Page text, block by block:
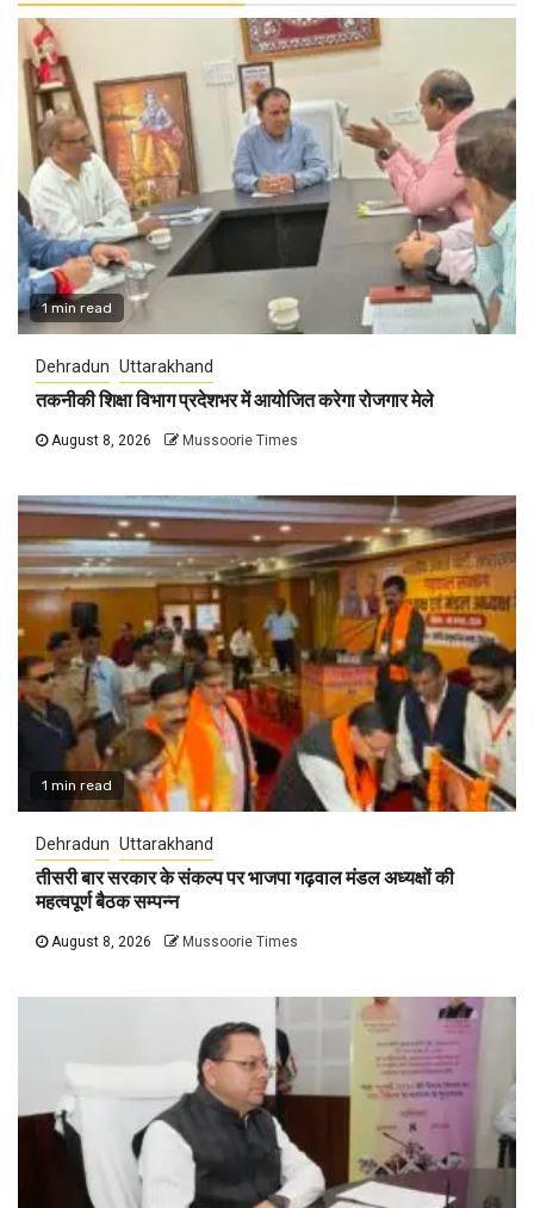
1 min read
Dehradun Uttarakhand
तकनीकी शिक्षा विभाग प्रदेशभर में आयोजित करेगा रोजगार मेले
August 8, 2026 Mussoorie Times
1 min read
Dehradun Uttarakhand
तीसरी बार सरकार के संकल्प पर भाजपा गढ़वाल मंडल अध्यक्षों की
महत्वपूर्ण बैठक सम्पन्न
August 8, 2026 Mussoorie Times